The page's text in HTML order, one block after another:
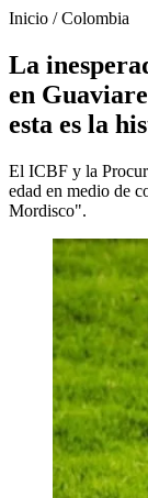
Inicio /Colombia
La
en
esta es la
El ICBF y la
edad en medio de
Mordisco".